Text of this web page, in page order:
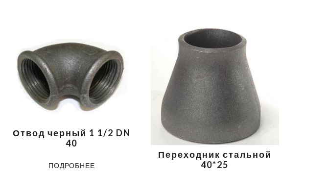
Отвод черный 1 1/2 DN
40
ПОДРОБНЕЕ
Переходник стальной
40*25